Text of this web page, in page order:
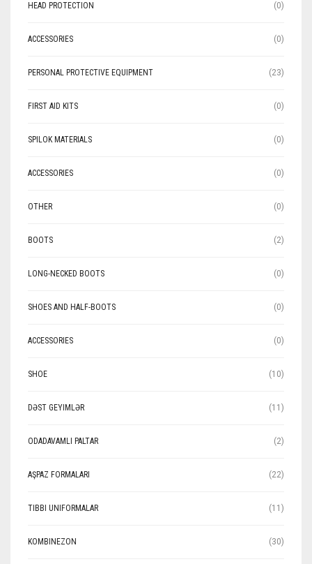
HEAD PROTECTION (0)
ACCESSORIES (0)
PERSONAL PROTECTIVE EQUIPMENT (23)
FIRST AID KITS (0)
SPILOK MATERIALS (0)
ACCESSORIES (0)
OTHER (0)
BOOTS (2)
LONG-NECKED BOOTS (0)
SHOES AND HALF-BOOTS (0)
ACCESSORIES (0)
SHOE (10)
DƏST GEYIMLƏR (11)
ODADAVAMLI PALTAR (2)
AŞPAZ FORMALARI (22)
TIBBI UNIFORMALAR (11)
KOMBINEZON (30)